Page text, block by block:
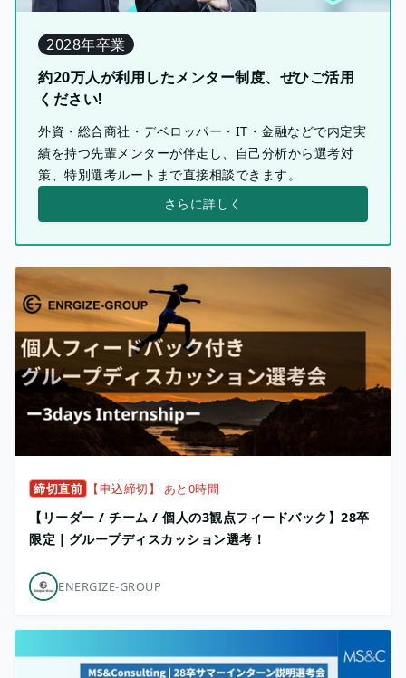
2028年卒業
約20万人が利用したメンター制度、ぜひご活用
ください!
外資・総合商社・デベロッパー・IT・金融などで内定実
績を持つ先輩メンターが伴走し、自己分析から選考対
策、特別選考ルートまで直接相談できます。
さらに詳しく
締切直前 【申込締切】 あと0時間
【リーダー / チーム / 個人の3観点フィードバック】28卒
限定｜グループディスカッション選考！
ENERGIZE-GROUP